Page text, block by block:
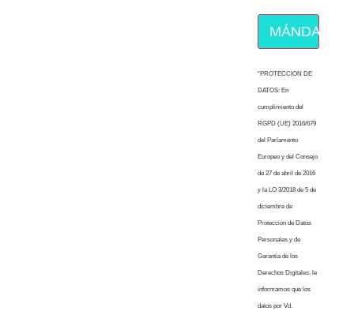
MÁNDAME
“PROTECCION DE
DATOS: En
cumplimiento del
RGPD (UE) 2016/679
del Parlamento
Europeo y del Consejo
de 27 de abril de 2016
y la LO 3/2018 de 5 de
diciembre de
Protección de Datos
Personales y de
Garantía de los
Derechos Digitales, le
informamos que los
datos por Vd.